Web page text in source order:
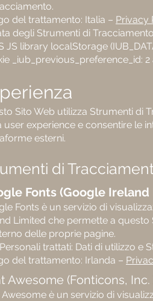
del trattamento: Italia – Privacy
degli Strumenti di
JS library localStorage
_iub_previous_preference_id: 2
Sito Web utilizza Strumenti di
user experience e consentire le
esterni.
di
Fonts (Google
Fonts è un servizio di
Limited che permette a
delle proprie pagine.
trattati: Dati di utilizzo e
del trattamento: Irlanda –
Awesome (Fonticons, Inc.
Awesome è un servizio di